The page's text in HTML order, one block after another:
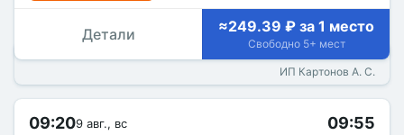
Детали ≈249.39 ₽ за 1 место
Свободно 5+ мест
ИП Картонов А. С.
09:209 авг., вс 09:55